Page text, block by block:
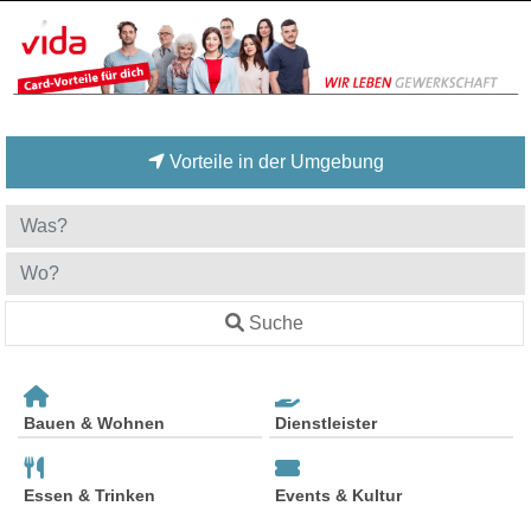
Vorteile in der Umgebung
Suche
Bauen & Wohnen Dienstleister
Essen & Trinken Events & Kultur